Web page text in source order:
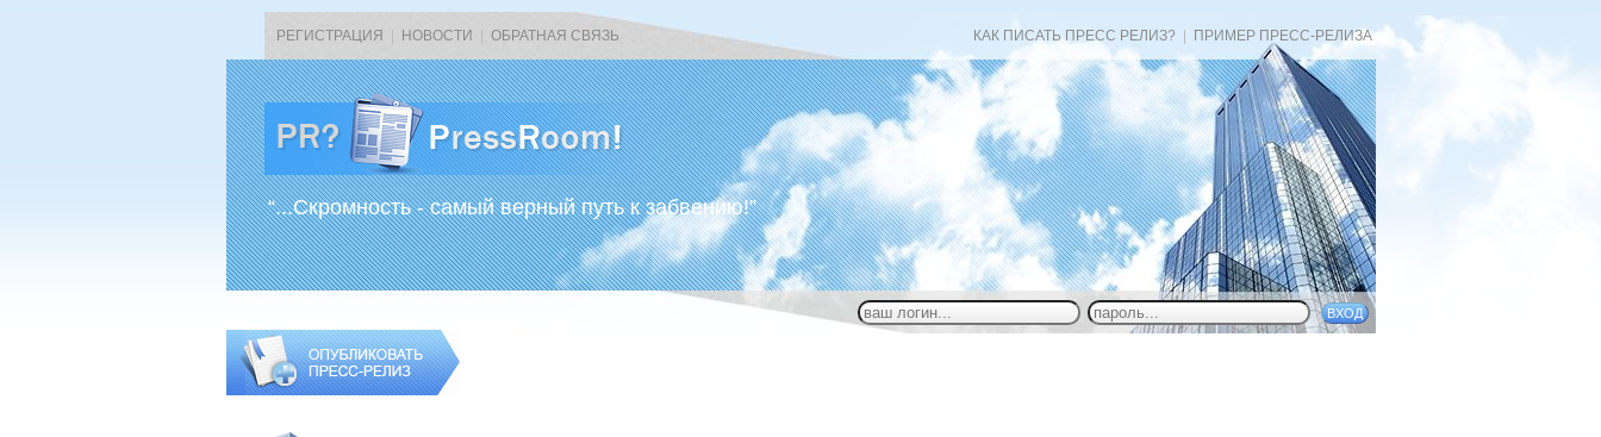
РЕГИСТРАЦИЯ НОВОСТИ ОБРАТНАЯ СВЯЗЬ КАК ПИСАТЬ ПРЕСС РЕЛИЗ? ПРИМЕР ПРЕСС-РЕЛИЗА
“...Скромность - самый верный путь к забвению!”